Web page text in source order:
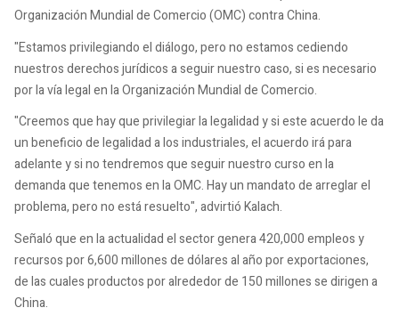
Organización Mundial de Comercio (OMC) contra China.
"Estamos privilegiando el diálogo, pero no estamos cediendo
nuestros derechos jurídicos a seguir nuestro caso, si es necesario
por la vía legal en la Organización Mundial de Comercio.
"Creemos que hay que privilegiar la legalidad y si este acuerdo le da
un beneficio de legalidad a los industriales, el acuerdo irá para
adelante y si no tendremos que seguir nuestro curso en la
demanda que tenemos en la OMC. Hay un mandato de arreglar el
problema, pero no está resuelto", advirtió Kalach.
Señaló que en la actualidad el sector genera 420,000 empleos y
recursos por 6,600 millones de dólares al año por exportaciones,
de las cuales productos por alrededor de 150 millones se dirigen a
China.